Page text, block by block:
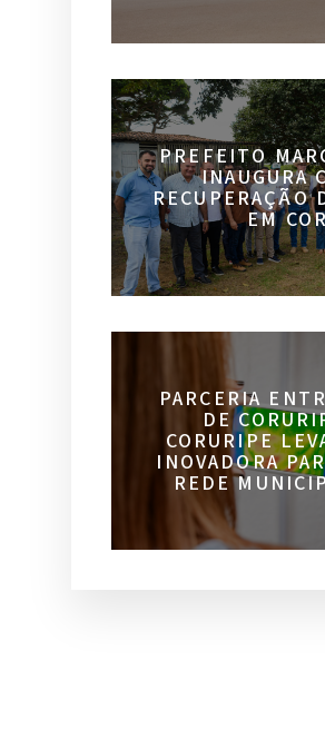
PREFEITO
INAUGURA
RECUPERAÇÃO
EM
PARCERIA
DE
CORURIPE
INOVADORA
REDE